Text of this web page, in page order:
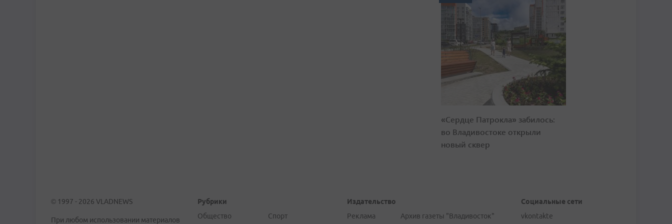
«Сердце Патрокла» забилось:
во Владивостоке открыли
новый сквер
© 1997 - 2026 VLADNEWS
При любом использовании материалов
Рубрики
Общество
Спорт
Издательство
Реклама
Архив газеты "Владивосток"
Социальные сети
vkontakte